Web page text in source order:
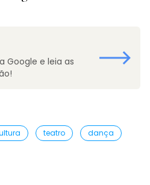
Google e leia as
teatro dança